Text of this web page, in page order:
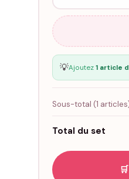
💡Ajoutez 1 article
Sous-total (1
Total du set